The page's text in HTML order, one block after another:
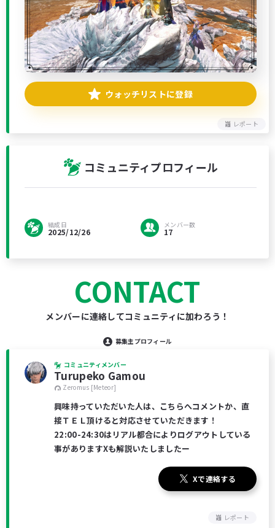
レポート
ウォッチリストに登録
コミュニティプロフィール
結成日
2025/12/26
メンバー数
17
CONTACT
メンバーに連絡してコミュニティに加わろう！
募集主プロフィール
コミュニティメンバー
Turupeko Gamou
Zeromus [Meteor]
興味持っていただいた人は、こちらへコメントか、直
接ＴＥＬ頂けると対応させていただきます！
22:00-24:30はリアル都合によりログアウトしている
事がありますXも解説いたしましたー
Xで連絡する
レポート